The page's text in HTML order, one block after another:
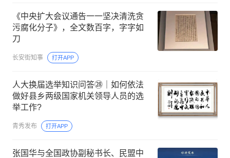
《中央扩大会议通告一一坚决清洗贪
污腐化分子》，全文数百字，字字如
刀
长安街知事 打开APP
人大换届选举知识问答㉘｜如何依法
做好县乡两级国家机关领导人员的选
举工作?
青秀发布 打开APP
张国华与全国政协副秘书长、民盟中